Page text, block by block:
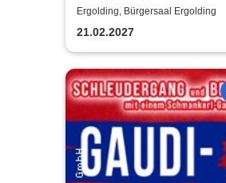
Ergolding, Bürgersaal Ergolding
21.02.2027